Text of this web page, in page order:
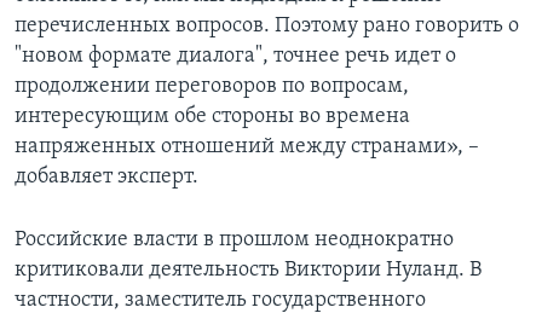
перечисленных вопросов. Поэтому рано говорить о
"новом формате диалога", точнее речь идет о
продолжении переговоров по вопросам,
интересующим обе стороны во времена
напряженных отношений между странами», –
добавляет эксперт.
Российские власти в прошлом неоднократно
критиковали деятельность Виктории Нуланд. В
частности, заместитель государственного